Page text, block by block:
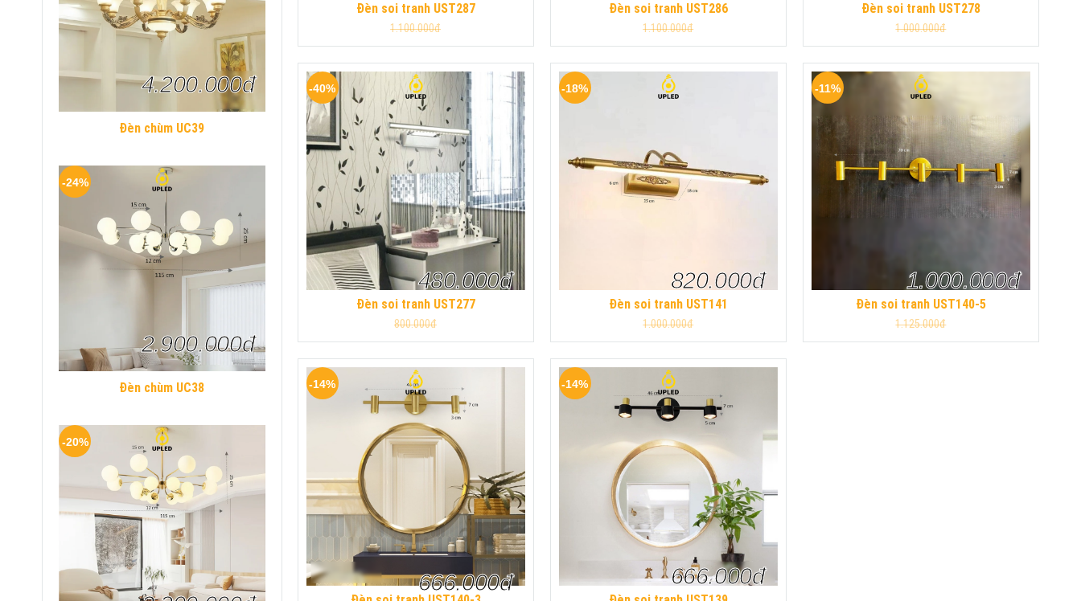
Đèn soi tranh UST287
1.100.000đ
Đèn soi tranh UST286
1.100.000đ
Đèn soi tranh UST278
1.000.000đ
Đèn soi tranh UST277
480.000đ
800.000đ
-40%
Đèn soi tranh UST141
820.000đ
1.000.000đ
-18%
Đèn soi tranh UST140-5
1.000.000đ
1.125.000đ
-11%
666.000đ
-14%
666.000đ
-14%
Đèn chùm UC39
4.200.000đ
Đèn chùm UC38
2.900.000đ
-24%
-20%